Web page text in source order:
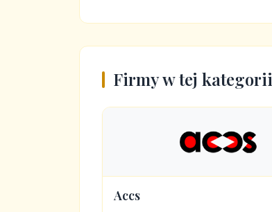
Firmy w tej kategorii
Accs